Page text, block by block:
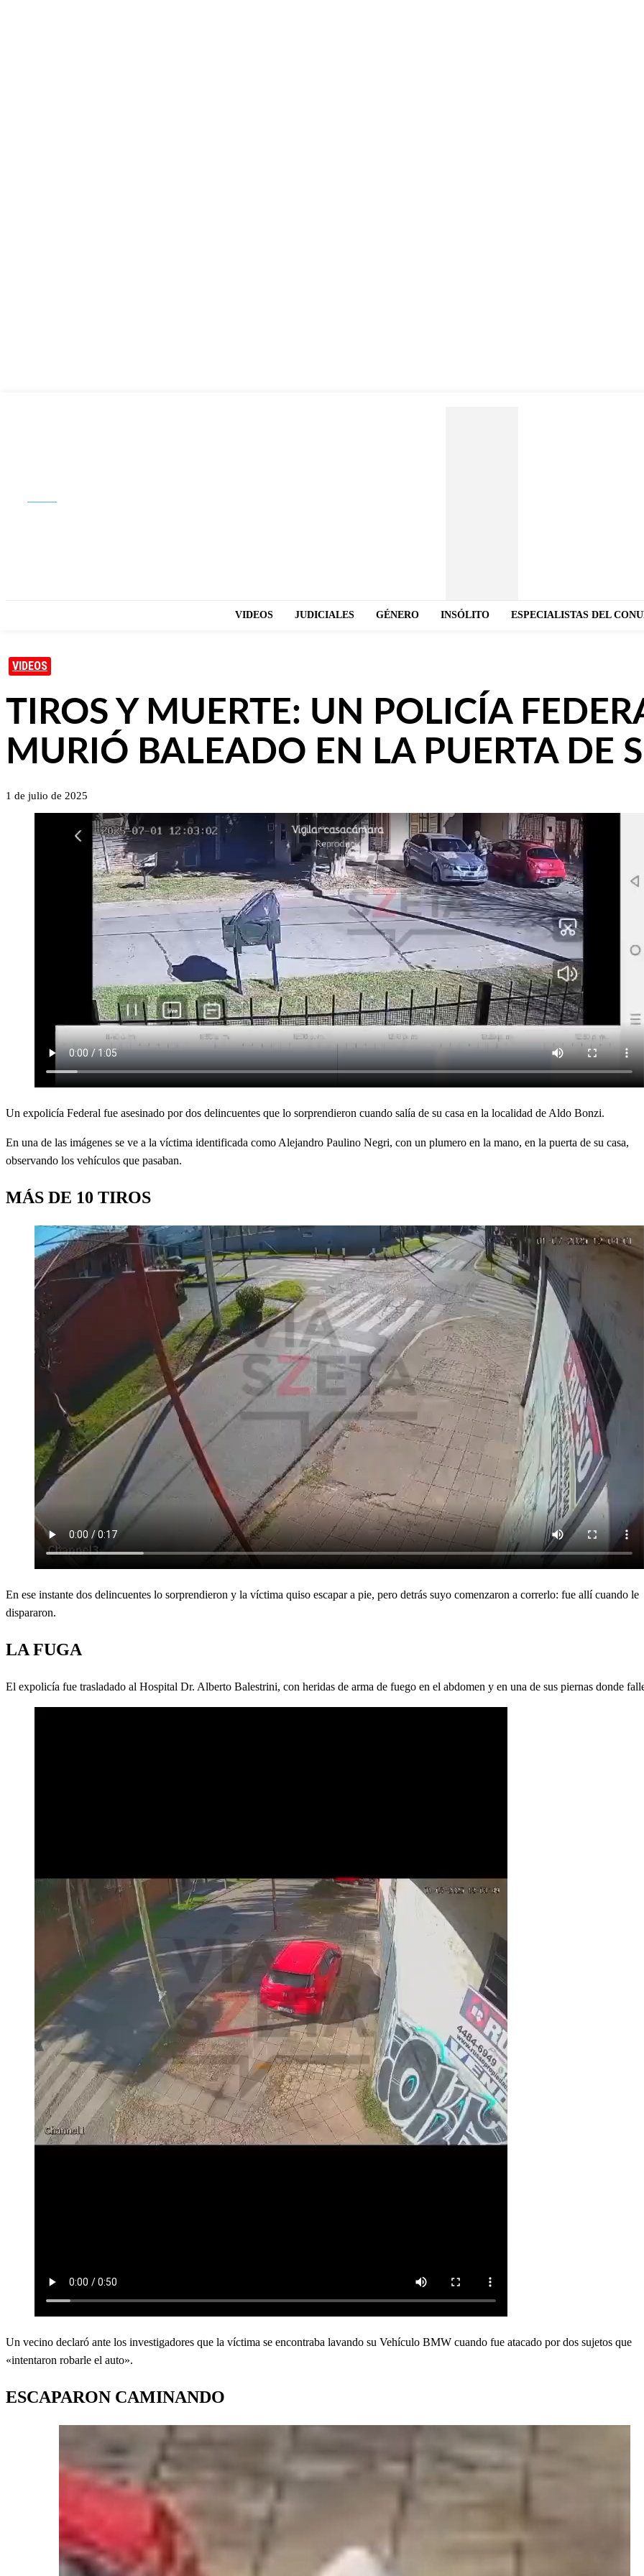
VIDEOS JUDICIALES GÉNERO INSÓLITO ESPECIALISTAS DEL
VIDEOS
TIROS Y MUERTE: UN POLICÍA
MURIÓ BALEADO EN LA PUERTA DE
1 de julio de 2025
Un expolicía Federal fue asesinado por dos delincuentes que lo sorprendieron cuando salía de su casa en la localidad de Aldo Bonzi.
En una de las imágenes se ve a la víctima identificada como Alejandro Paulino Negri, con un plumero en la mano, en la puerta de su casa,
observando los vehículos que pasaban.
MÁS DE 10 TIROS
En ese instante dos delincuentes lo sorprendieron y la víctima quiso escapar a pie, pero detrás suyo comenzaron a correrlo: fue allí cuando le
dispararon.
LA FUGA
El expolicía fue trasladado al Hospital Dr. Alberto Balestrini, con heridas de arma de fuego en el abdomen y en una de sus piernas donde
Un vecino declaró ante los investigadores que la víctima se encontraba lavando su Vehículo BMW cuando fue atacado por dos sujetos que
«intentaron robarle el auto».
ESCAPARON CAMINANDO